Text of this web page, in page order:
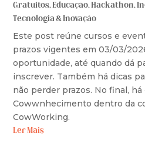
Gratuitos,Educação,Hackathon,
Tecnologia & Inovação
Este post reúne cursos e
prazos vigentes em 03/03/
oportunidade, até quando dá
inscrever. Também há dicas
não perder prazos. No final,
Cowwnhecimento dentro da
CowWorking.
Ler Mais